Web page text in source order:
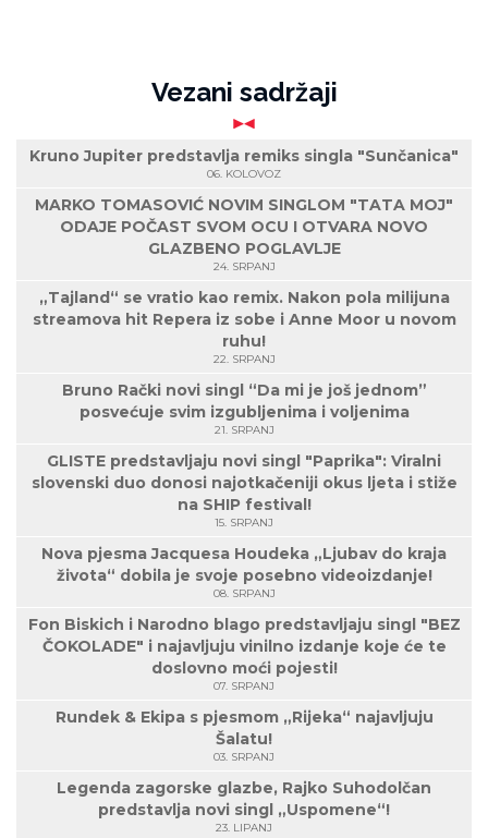
Vezani sadržaji
Kruno Jupiter predstavlja remiks singla "Sunčanica"
06. KOLOVOZ
MARKO TOMASOVIĆ NOVIM SINGLOM "TATA MOJ"
ODAJE POČAST SVOM OCU I OTVARA NOVO
GLAZBENO POGLAVLJE
24. SRPANJ
„Tajland“ se vratio kao remix. Nakon pola milijuna
streamova hit Repera iz sobe i Anne Moor u novom
ruhu!
22. SRPANJ
Bruno Rački novi singl “Da mi je još jednom”
posvećuje svim izgubljenima i voljenima
21. SRPANJ
GLISTE predstavljaju novi singl "Paprika": Viralni
slovenski duo donosi najotkačeniji okus ljeta i stiže
na SHIP festival!
15. SRPANJ
Nova pjesma Jacquesa Houdeka „Ljubav do kraja
života“ dobila je svoje posebno videoizdanje!
08. SRPANJ
Fon Biskich i Narodno blago predstavljaju singl "BEZ
ČOKOLADE" i najavljuju vinilno izdanje koje će te
doslovno moći pojesti!
07. SRPANJ
Rundek & Ekipa s pjesmom „Rijeka“ najavljuju
Šalatu!
03. SRPANJ
Legenda zagorske glazbe, Rajko Suhodolčan
predstavlja novi singl „Uspomene“!
23. LIPANJ